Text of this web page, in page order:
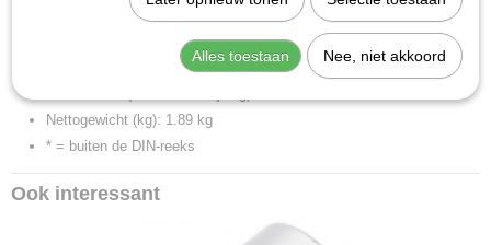
Aandrijving: Vierkant hol 25 mm (1 inch)
Afdrijving: Buiten twaalfkant profiel
Diameter d1 (aan de afdrijving): 88 mm
Nettogewicht (kg): 1.89 kg
* = buiten de DIN-reeks
Ook interessant
Alles toestaan Nee, niet akkoord